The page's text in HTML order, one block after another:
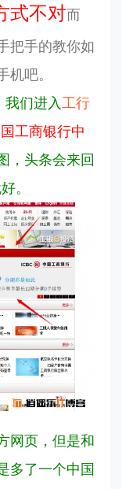
式不对而
把手的教你如
机吧。
们进入 工行
工商银行中
，头条会来回
。
网页，但是和
多了一个中国